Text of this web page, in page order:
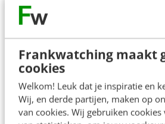
Frankwatching maakt
cookies
Welkom! Leuk dat je inspiratie en
Wij, en derde partijen, maken op
van cookies. Wij gebruiken
geroepen
scheidsrechter in het shirt
rivaliserende club. Is zo’n
denk dat ook voetballers zich
realiseren dat zij onderdeel
clubmerk. Als zij zich als